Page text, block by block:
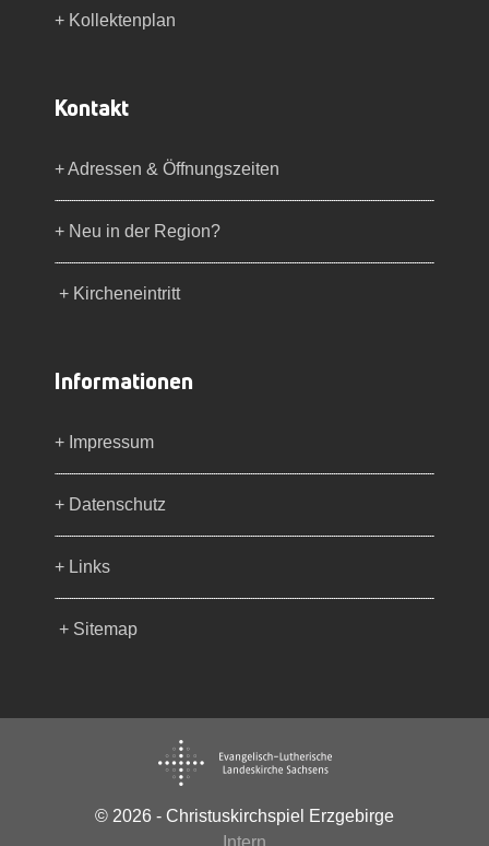
+ Kollektenplan
Kontakt
+ Adressen & Öffnungszeiten
+ Neu in der Region?
+ Kircheneintritt
Informationen
+ Impressum
+ Datenschutz
+ Links
+ Sitemap
© 2026 - Christuskirchspiel Erzgebirge
Intern